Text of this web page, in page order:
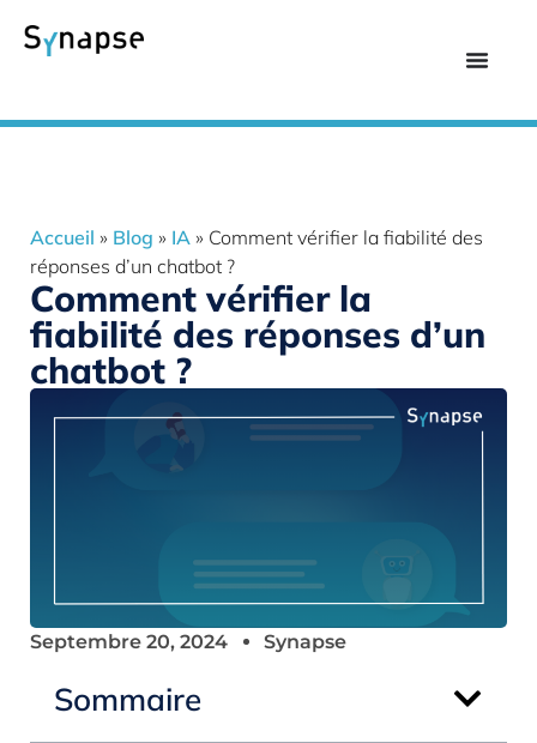
Accueil » Blog » IA » Comment vérifier la fiabilité des
réponses d’un chatbot ?
Comment vérifier la
fiabilité des réponses d’un
chatbot ?
Septembre 20, 2024 Synapse
Sommaire